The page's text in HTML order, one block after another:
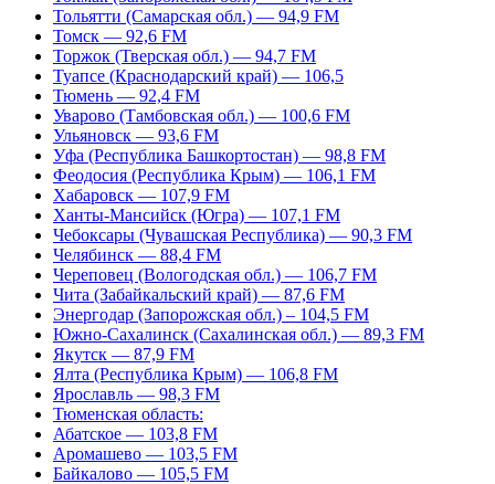
Тольятти (Самарская обл.) — 94,9 FM
Томск — 92,6 FM
Торжок (Тверская обл.) — 94,7 FM
Туапсе (Краснодарский край) — 106,5
Тюмень — 92,4 FM
Уварово (Тамбовская обл.) — 100,6 FM
Ульяновск — 93,6 FM
Уфа (Республика Башкортостан) — 98,8 FM
Феодосия (Республика Крым) — 106,1 FM
Хабаровск — 107,9 FM
Ханты-Мансийск (Югра) — 107,1 FM
Чебоксары (Чувашская Республика) — 90,3 FM
Челябинск — 88,4 FM
Череповец (Вологодская обл.) — 106,7 FM
Чита (Забайкальский край) — 87,6 FM
Энергодар (Запорожская обл.) – 104,5 FM
Южно-Сахалинск (Сахалинская обл.) — 89,3 FM
Якутск — 87,9 FM
Ялта (Республика Крым) — 106,8 FM
Ярославль — 98,3 FM
Тюменская область:
Абатское — 103,8 FM
Аромашево — 103,5 FM
Байкалово — 105,5 FM